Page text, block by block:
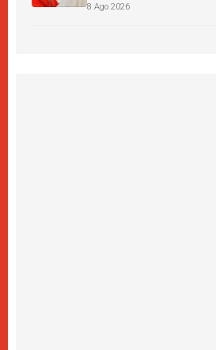
8 Ago 2026